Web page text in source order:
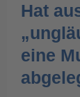
Hat
eine